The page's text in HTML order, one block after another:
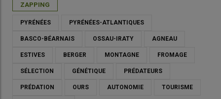
ZAPPING
PYRÉNÉES PYRÉNÉES-ATLANTIQUES
BASCO-BÉARNAIS OSSAU-IRATY AGNEAU
ESTIVES BERGER MONTAGNE FROMAGE
SÉLECTION GÉNÉTIQUE PRÉDATEURS
PRÉDATION OURS AUTONOMIE TOURISME